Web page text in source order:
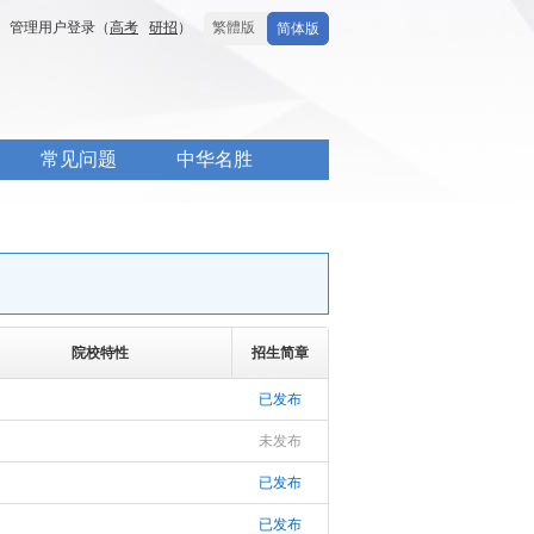
简体版
繁體版
管理用户登录（高考 研招 ）
常见问题 中华名胜
院校特性 招生简章
已发布
未发布
已发布
已发布